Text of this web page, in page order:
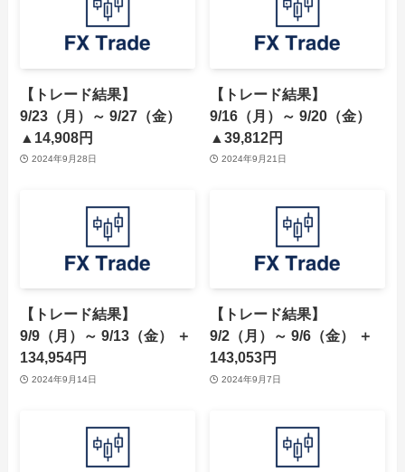
【トレード結果】
9/23（月）～ 9/27（金）
▲14,908円
2024年9月28日
【トレード結果】
9/16（月）～ 9/20（金）
▲39,812円
2024年9月21日
【トレード結果】
9/9（月）～ 9/13（金） ＋
134,954円
2024年9月14日
【トレード結果】
9/2（月）～ 9/6（金） ＋
143,053円
2024年9月7日